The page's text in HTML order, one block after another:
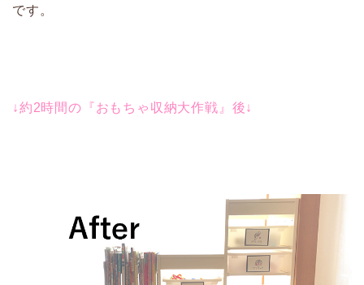
です。
↓約2時間の『おもちゃ収納大作戦』後↓